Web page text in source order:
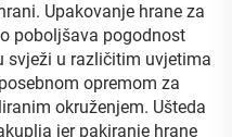
Upakovanje hrane za
poboljšava pogodnost
svježi u različitim uvjetima
opremom za
okruženjem. Ušteda
jer pakiranje hrane